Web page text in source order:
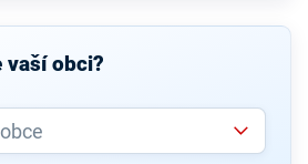
vaší obci?